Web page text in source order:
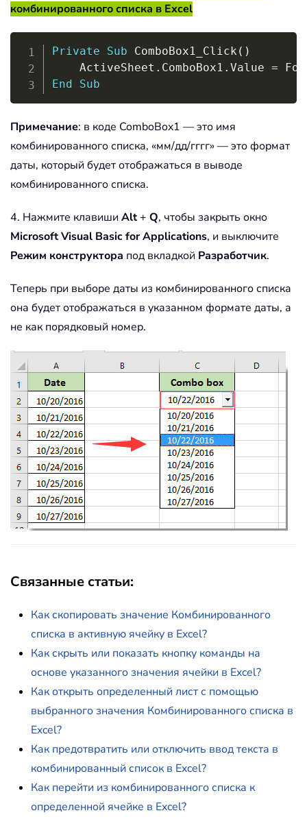
комбинированного списка в Excel
Private Sub ComboBox1_Click ( )
    ActiveSheet
. ComboBox1 . Value =
End
Sub
Copy
Примечание: в коде ComboBox1 — это имя
комбинированного списка, «мм/дд/гггг» — это формат
даты, который будет отображаться в выводе
комбинированного списка.
4. Нажмите клавиши Alt+ Q, чтобы закрыть окно
Microsoft Visual Basic for Applications, и выключите
Режим конструктора под вкладкой Разработчик.
Теперь при выборе даты из комбинированного списка
она будет отображаться в указанном формате даты, а
не как порядковый номер.
Связанные статьи:
Как скопировать значение Комбинированного
списка в активную ячейку в Excel?
Как скрыть или показать кнопку команды на
основе указанного значения ячейки в Excel?
Как открыть определенный лист с помощью
выбранного значения Комбинированного списка в
Excel?
Как предотвратить или отключить ввод текста в
комбинированный список в Excel?
Как перейти из комбинированного списка к
определенной ячейке в Excel?